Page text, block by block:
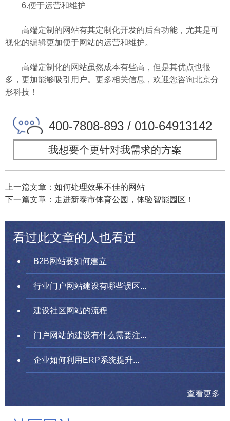
6.便于运营和维护
高端定制的网站有其定制化开发的后台功能，尤其是可
视化的编辑更加便于网站的运营和维护。
高端定制化的网站虽然成本有些高，但是其优点也很
多，更加能够吸引用户。更多相关信息，欢迎您咨询北京分
形科技 ！
400-7808-893 / 010-64913142
我想要个更针对我需求的方案
上一篇文章：如何处理效果不佳的网站
下一篇文章：走进新泰市体育公园，体验智能园区！
看过此文章的人也看过
B2B网站要如何建立
行业门户网站建设有哪些误区...
建设社区网站的流程
门户网站的建设有什么需要注...
企业如何利用ERP系统提升...
查看更多